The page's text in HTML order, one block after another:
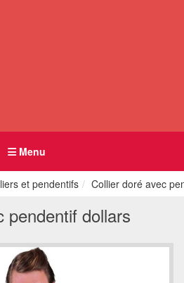
Menu
et pendentifs Collier doré avec
pendentif dollars